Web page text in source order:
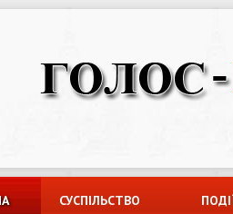
СУСПІЛЬСТВО